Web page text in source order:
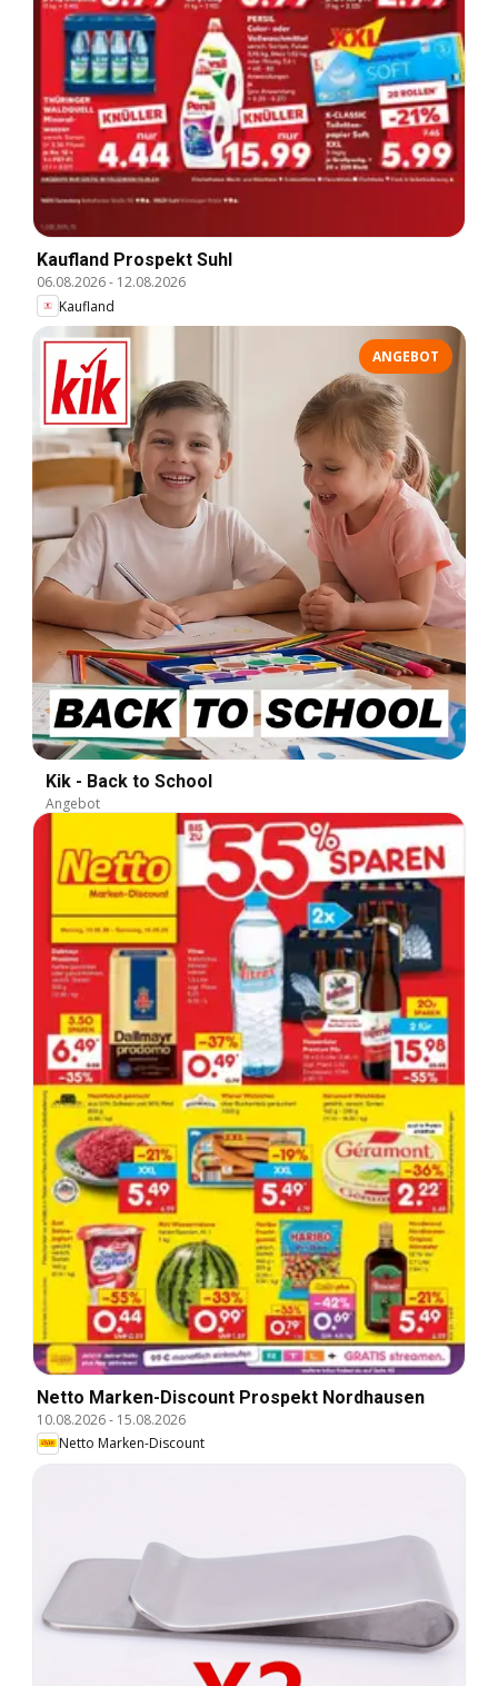
Kaufland Prospekt Suhl
06.08.2026- 12.08.2026
Kaufland
ANGEBOT
Kik - Back to School
Angebot
Netto Marken-Discount Prospekt Nordhausen
10.08.2026- 15.08.2026
Netto Marken-Discount